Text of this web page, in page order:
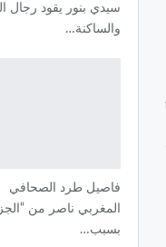
سيدي بنور يقود رجال
والساكنة…
فاصيل طرد الصحافي
المغربي ناصر من
بسبب…